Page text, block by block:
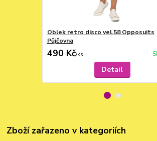
Oblek retro disco vel.58 Opposuits
Půjčovna
490 Kč/ks
Detail
Zboží zařazeno v kategoriích